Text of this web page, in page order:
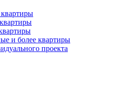
и более квартиры
проекта